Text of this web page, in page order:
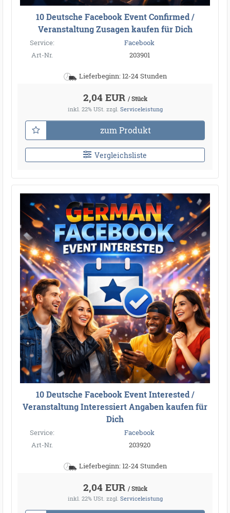
10 Deutsche Facebook Event Confirmed /
Veranstaltung Zusagen kaufen für Dich
Service:
Facebook
Art-Nr.
203901
Lieferbeginn: 12-24 Stunden
2,04 EUR / Stück
inkl. 22% USt. zzgl. Serviceleistung
zum Produkt
Vergleichsliste
10 Deutsche Facebook Event Interested /
Veranstaltung Interessiert Angaben kaufen für
Dich
Service:
Facebook
Art-Nr.
203920
Lieferbeginn: 12-24 Stunden
2,04 EUR / Stück
inkl. 22% USt. zzgl. Serviceleistung